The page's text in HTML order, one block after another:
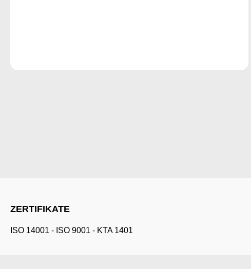
ZERTIFIKATE
ISO 14001 - ISO 9001 - KTA 1401